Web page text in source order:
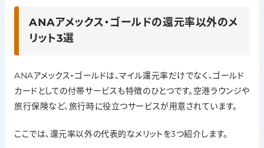
ANAアメックス・ゴールドの還元率以外のメ
リット3選
ANAアメックス・ゴールドは、マイル還元率だけでなく、ゴールド
カードとしての付帯サービスも特徴のひとつです。空港ラウンジや
旅行保険など、旅行時に役立つサービスが用意されています。
ここでは、還元率以外の代表的なメリットを3つ紹介します。